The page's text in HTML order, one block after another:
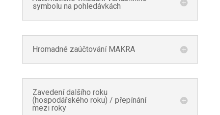
symbolu na pohledávkách
Hromadné zaúčtování MAKRA
Zavedení dalšího roku
(hospodářského roku) / přepínání
mezi roky